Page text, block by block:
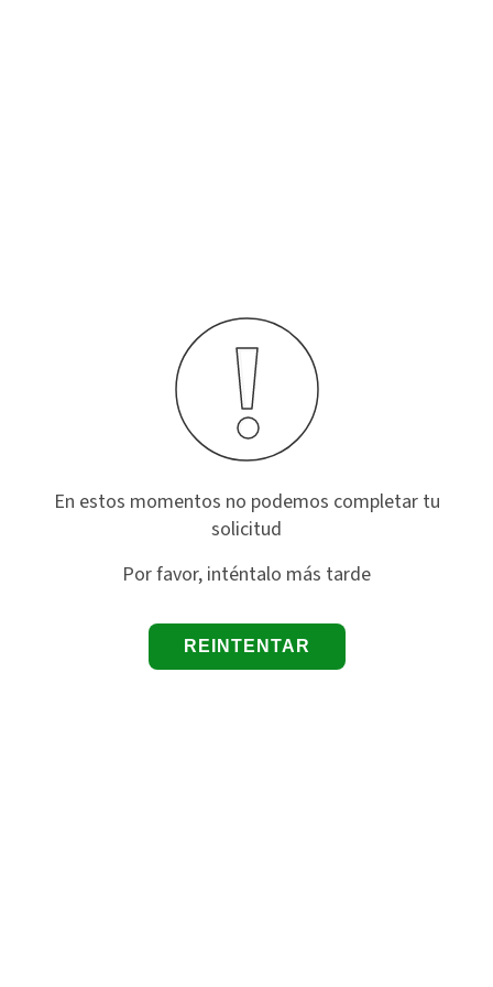
En estos momentos no podemos completar tu
solicitud
Por favor, inténtalo más tarde
REINTENTAR